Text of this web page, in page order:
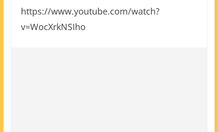
https://www.youtube.com/watch?
v=WocXrkNSIho